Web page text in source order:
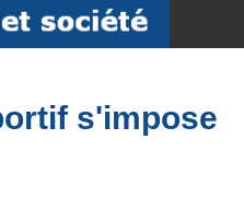
s'impose